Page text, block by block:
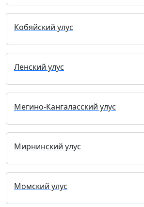
Кобяйский улус
Ленский улус
Мегино-Кангаласский улус
Мирнинский улус
Момский улус